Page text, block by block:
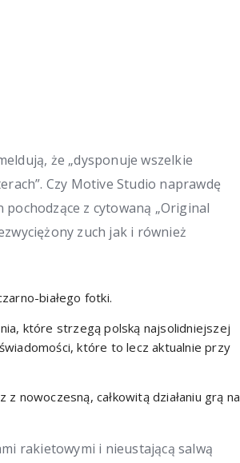
że „dysponuje wszelkie
Czy Motive Studio naprawdę
z cytowaną „Original
zuch jak i również
białego fotki.
które strzegą polską najsolidniejszej
które to lecz aktualnie przy
nowoczesną, całkowitą działaniu grą na
rakietowymi i nieustającą salwą